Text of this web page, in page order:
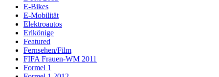
E-Bikes
E-Mobilität
Elektroautos
Erlkönige
Featured
Fernsehen/Film
FIFA Frauen-WM 2011
Formel 1